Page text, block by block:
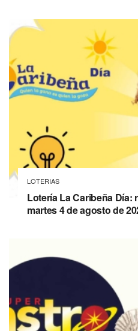
LOTERIAS
Lotería La Caribeña Día:
martes 4 de agosto de